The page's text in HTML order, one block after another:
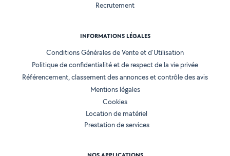
Recrutement
INFORMATIONS LÉGALES
Conditions Générales de Vente et d'Utilisation
Politique de confidentialité et de respect de la vie privée
Référencement, classement des annonces et contrôle des avis
Mentions légales
Cookies
Location de matériel
Prestation de services